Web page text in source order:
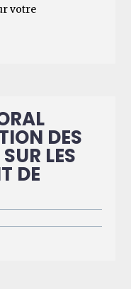
votre
DES
LES
DE